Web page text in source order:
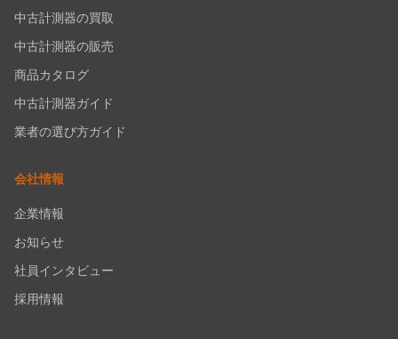
中古計測器の買取
中古計測器の販売
商品カタログ
中古計測器ガイド
業者の選び方ガイド
会社情報
企業情報
お知らせ
社員インタビュー
採用情報